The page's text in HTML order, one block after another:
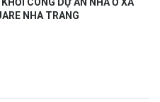
NHA TRANG